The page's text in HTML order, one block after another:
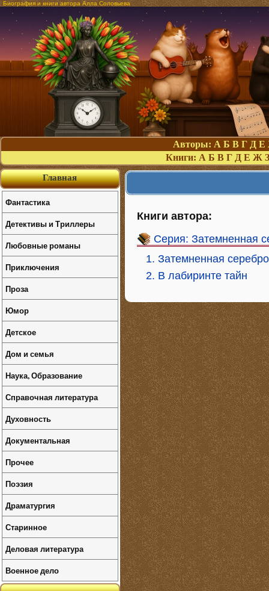
Биография и книги автора Алла Соловьева
Авторы: А Б В Г Д Е
Книги: А Б В Г Д Е Ж З
Книги автора:
Серия: Затемненная
1. Затемненная
2. В лабиринте тайн
Главная
Фантастика
Детективы и Триллеры
Любовные романы
Приключения
Проза
Юмор
Детское
Дом и семья
Наука, Образование
Справочная литература
Духовность
Документальная
Прочее
Поэзия
Драматургия
Старинное
Деловая литература
Военное дело